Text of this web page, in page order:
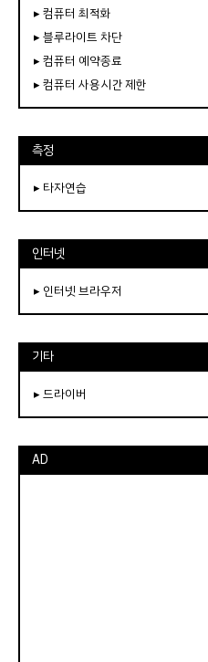
▸ 컴퓨터 최적화
▸ 블루라이트 차단
▸ 컴퓨터 예약종료
▸ 컴퓨터 사용시간 제한
측정
▸ 타자연습
인터넷
▸ 인터넷 브라우저
기타
▸ 드라이버
AD